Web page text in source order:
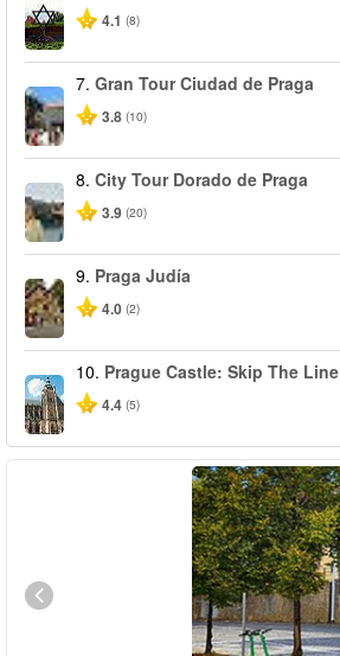
4.1 (8)
7. Gran Tour Ciudad de Praga
3.8 (10)
8. City Tour Dorado de Praga
3.9 (20)
9. Praga Judía
4.0 (2)
10. Prague Castle: Skip The Line
4.4 (5)